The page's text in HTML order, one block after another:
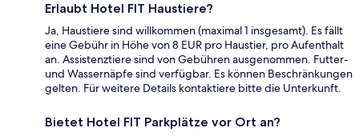
Erlaubt Hotel FIT Haustiere?
Ja, Haustiere sind willkommen (maximal 1 insgesamt). Es fällt
eine Gebühr in Höhe von 8 EUR pro Haustier, pro Aufenthalt
an. Assistenztiere sind von Gebühren ausgenommen. Futter-
und Wassernäpfe sind verfügbar. Es können Beschränkungen
gelten. Für weitere Details kontaktiere bitte die Unterkunft.
Bietet Hotel FIT Parkplätze vor Ort an?